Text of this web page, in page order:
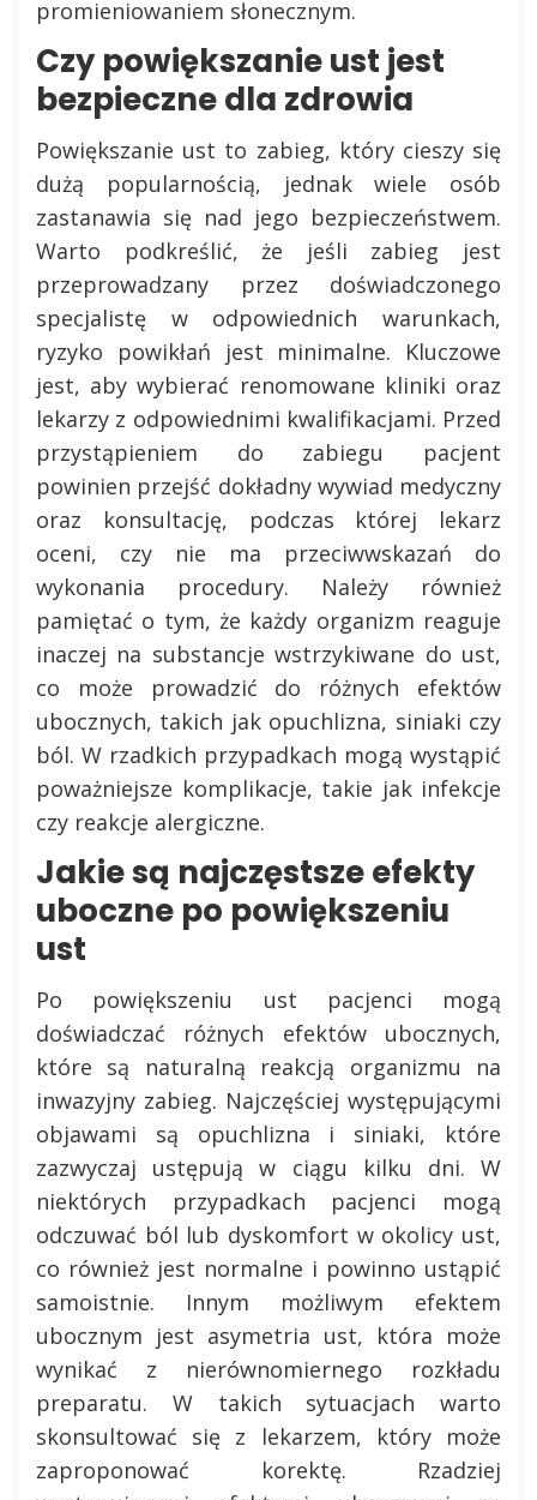
promieniowaniem słonecznym.
Czy powiększanie ust jest
bezpieczne dla zdrowia
Powiększanie ust to zabieg, który cieszy się
dużą popularnością, jednak wiele osób
zastanawia się nad jego bezpieczeństwem.
Warto podkreślić, że jeśli zabieg jest
przeprowadzany przez doświadczonego
specjalistę w odpowiednich warunkach,
ryzyko powikłań jest minimalne. Kluczowe
jest, aby wybierać renomowane kliniki oraz
lekarzy z odpowiednimi kwalifikacjami. Przed
przystąpieniem do zabiegu pacjent
powinien przejść dokładny wywiad medyczny
oraz konsultację, podczas której lekarz
oceni, czy nie ma przeciwwskazań do
wykonania procedury. Należy również
pamiętać o tym, że każdy organizm reaguje
inaczej na substancje wstrzykiwane do ust,
co może prowadzić do różnych efektów
ubocznych, takich jak opuchlizna, siniaki czy
ból. W rzadkich przypadkach mogą wystąpić
poważniejsze komplikacje, takie jak infekcje
czy reakcje alergiczne.
Jakie są najczęstsze efekty
uboczne po powiększeniu
ust
Po powiększeniu ust pacjenci mogą
doświadczać różnych efektów ubocznych,
które są naturalną reakcją organizmu na
inwazyjny zabieg. Najczęściej występującymi
objawami są opuchlizna i siniaki, które
zazwyczaj ustępują w ciągu kilku dni. W
niektórych przypadkach pacjenci mogą
odczuwać ból lub dyskomfort w okolicy ust,
co również jest normalne i powinno ustąpić
samoistnie. Innym możliwym efektem
ubocznym jest asymetria ust, która może
wynikać z nierównomiernego rozkładu
preparatu. W takich sytuacjach warto
skonsultować się z lekarzem, który może
zaproponować korektę. Rzadziej